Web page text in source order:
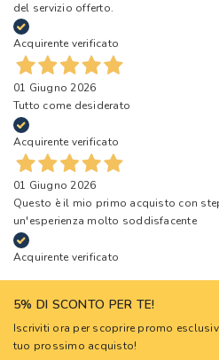
del servizio offerto.
Acquirente verificato
01 Giugno 2026
Tutto come desiderato
Acquirente verificato
01 Giugno 2026
Questo è il mio primo acquisto con
un'esperienza molto soddisfacente
Acquirente verificato
5% DI SCONTO PER TE!
Iscriviti ora per scoprire promo
tuo prossimo acquisto!